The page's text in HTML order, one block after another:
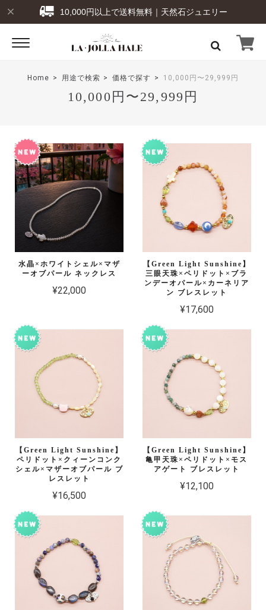
10,000円以上で送料無料｜天然石ジュエリー
Home 用途で検索 価格で探す 10,000円〜29,999円
10,000円〜29,999円
水晶×ホワイトシェル×マザ
ーオブパール ネックレス
¥22,000
【Green Light Sunshine】
三眼天珠×ペリドット×ブラ
ンデーオパール×カーネリア
ン ブレスレット
¥17,600
【Green Light Sunshine】
ペリドット×クィーンコンク
シェル×マザーオブパール ブ
レスレット
¥16,500
【Green Light Sunshine】
亀甲天珠×ペリドット×モス
アゲート ブレスレット
¥12,100